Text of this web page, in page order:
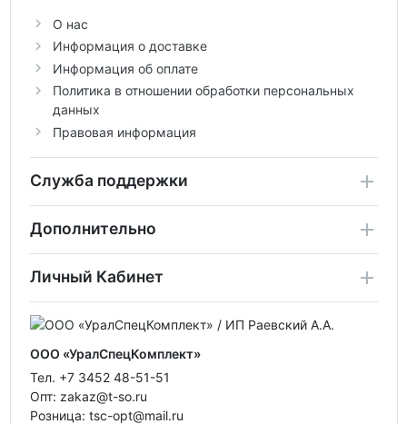
О нас
Информация о доставке
Информация об оплате
Политика в отношении обработки персональных
данных
Правовая информация
Служба поддержки
Дополнительно
Личный Кабинет
ООО «УралСпецКомплект»
Тел. +7 3452 48-51-51
Опт: zakaz@t-so.ru
Розница: tsc-opt@mail.ru